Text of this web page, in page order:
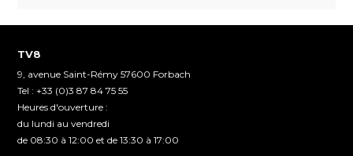
TV8
9, avenue Saint-Rémy 57600 Forbach
Tel : +33 (0)3 87 84 75 55
Heures d'ouverture :
du lundi au vendredi
de 08:30 à 12:00 et de 13:30 à 17:00